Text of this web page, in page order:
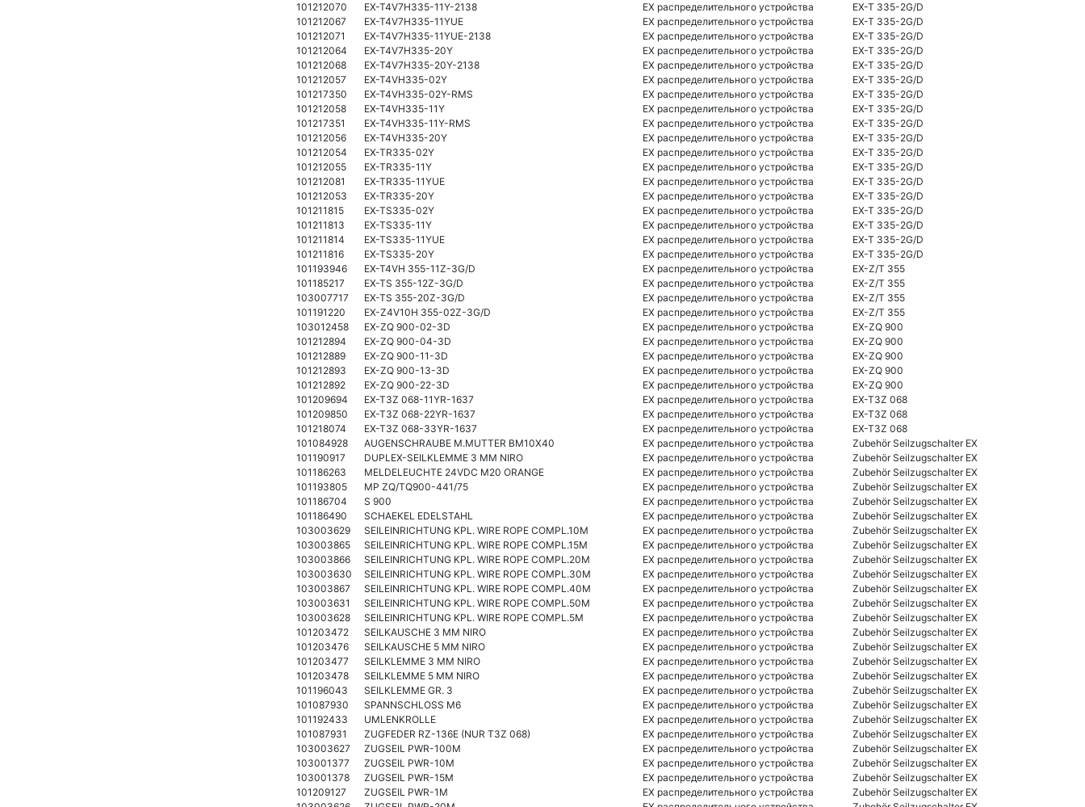
101212070
EX-T4V7H335-11Y-2138 EX распределительного устройства
EX-T 335-2G/D
101212067
EX-T4V7H335-11YUE EX распределительного устройства
EX-T 335-2G/D
101212071
EX-T4V7H335-11YUE-2138 EX распределительного устройства
EX-T 335-2G/D
101212064
EX-T4V7H335-20Y EX распределительного устройства
EX-T 335-2G/D
101212068
EX-T4V7H335-20Y-2138 EX распределительного устройства
EX-T 335-2G/D
101212057
EX-T4VH335-02Y EX распределительного устройства
EX-T 335-2G/D
101217350
EX-T4VH335-02Y-RMS EX распределительного устройства
EX-T 335-2G/D
101212058
EX-T4VH335-11Y EX распределительного устройства
EX-T 335-2G/D
101217351
EX-T4VH335-11Y-RMS EX распределительного устройства
EX-T 335-2G/D
101212056
EX-T4VH335-20Y EX распределительного устройства
EX-T 335-2G/D
101212054
EX-TR335-02Y EX распределительного устройства
EX-T 335-2G/D
101212055
EX-TR335-11Y EX распределительного устройства
EX-T 335-2G/D
101212081
EX-TR335-11YUE EX распределительного устройства
EX-T 335-2G/D
101212053
EX-TR335-20Y EX распределительного устройства
EX-T 335-2G/D
101211815
EX-TS335-02Y EX распределительного устройства
EX-T 335-2G/D
101211813
EX-TS335-11Y EX распределительного устройства
EX-T 335-2G/D
101211814
EX-TS335-11YUE EX распределительного устройства
EX-T 335-2G/D
101211816
EX-TS335-20Y EX распределительного устройства
EX-T 335-2G/D
101193946
EX-T4VH 355-11Z-3G/D EX распределительного устройства
EX-Z/T 355
101185217
EX-TS 355-12Z-3G/D EX распределительного устройства
EX-Z/T 355
103007717
EX-TS 355-20Z-3G/D EX распределительного устройства
EX-Z/T 355
101191220
EX-Z4V10H 355-02Z-3G/D EX распределительного устройства
EX-Z/T 355
103012458
EX-ZQ 900-02-3D EX распределительного устройства
EX-ZQ 900
101212894
EX-ZQ 900-04-3D EX распределительного устройства
EX-ZQ 900
101212889
EX-ZQ 900-11-3D EX распределительного устройства
EX-ZQ 900
101212893
EX-ZQ 900-13-3D EX распределительного устройства
EX-ZQ 900
101212892
EX-ZQ 900-22-3D EX распределительного устройства
EX-ZQ 900
101209694
EX-T3Z 068-11YR-1637 EX распределительного устройства
EX-T3Z 068
101209850
EX-T3Z 068-22YR-1637 EX распределительного устройства
EX-T3Z 068
101218074
EX-T3Z 068-33YR-1637 EX распределительного устройства
EX-T3Z 068
101084928
AUGENSCHRAUBE M.MUTTER BM10X40 EX распределительного устройства
Zubehör Seilzugschalter EX
101190917
DUPLEX-SEILKLEMME 3 MM NIRO EX распределительного устройства
Zubehör Seilzugschalter EX
101186263
MELDELEUCHTE 24VDC M20 ORANGE EX распределительного устройства
Zubehör Seilzugschalter EX
101193805
MP ZQ/TQ900-441/75 EX распределительного устройства
Zubehör Seilzugschalter EX
101186704
S 900 EX распределительного устройства
Zubehör Seilzugschalter EX
101186490
SCHAEKEL EDELSTAHL EX распределительного устройства
Zubehör Seilzugschalter EX
103003629
SEILEINRICHTUNG KPL. WIRE ROPE COMPL.10M EX распределительного устройства
Zubehör Seilzugschalter EX
103003865
SEILEINRICHTUNG KPL. WIRE ROPE COMPL.15M EX распределительного устройства
Zubehör Seilzugschalter EX
103003866
SEILEINRICHTUNG KPL. WIRE ROPE COMPL.20M EX распределительного устройства
Zubehör Seilzugschalter EX
103003630
SEILEINRICHTUNG KPL. WIRE ROPE COMPL.30M EX распределительного устройства
Zubehör Seilzugschalter EX
103003867
SEILEINRICHTUNG KPL. WIRE ROPE COMPL.40M EX распределительного устройства
Zubehör Seilzugschalter EX
103003631
SEILEINRICHTUNG KPL. WIRE ROPE COMPL.50M EX распределительного устройства
Zubehör Seilzugschalter EX
103003628
SEILEINRICHTUNG KPL. WIRE ROPE COMPL.5M EX распределительного устройства
Zubehör Seilzugschalter EX
101203472
SEILKAUSCHE 3 MM NIRO EX распределительного устройства
Zubehör Seilzugschalter EX
101203476
SEILKAUSCHE 5 MM NIRO EX распределительного устройства
Zubehör Seilzugschalter EX
101203477
SEILKLEMME 3 MM NIRO EX распределительного устройства
Zubehör Seilzugschalter EX
101203478
SEILKLEMME 5 MM NIRO EX распределительного устройства
Zubehör Seilzugschalter EX
101196043
SEILKLEMME GR. 3 EX распределительного устройства
Zubehör Seilzugschalter EX
101087930
SPANNSCHLOSS M6 EX распределительного устройства
Zubehör Seilzugschalter EX
101192433
UMLENKROLLE EX распределительного устройства
Zubehör Seilzugschalter EX
101087931
ZUGFEDER RZ-136E (NUR T3Z 068) EX распределительного устройства
Zubehör Seilzugschalter EX
103003627
ZUGSEIL PWR-100M EX распределительного устройства
Zubehör Seilzugschalter EX
103001377
ZUGSEIL PWR-10M EX распределительного устройства
Zubehör Seilzugschalter EX
103001378
ZUGSEIL PWR-15M EX распределительного устройства
Zubehör Seilzugschalter EX
101209127
ZUGSEIL PWR-1M EX распределительного устройства
Zubehör Seilzugschalter EX